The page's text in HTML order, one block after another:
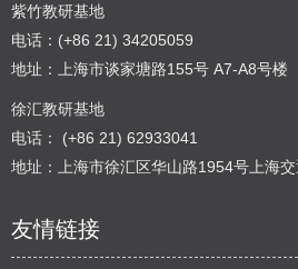
紫竹教研基地
电话：(+86 21) 34205059
地址：上海市谈家塘路155号 A7-A8号楼
徐汇教研基地
电话： (+86 21) 62933041
地址：上海市徐汇区华山路1954号上海
友情链接